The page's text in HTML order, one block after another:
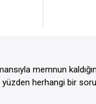
memnun
herhangi bir